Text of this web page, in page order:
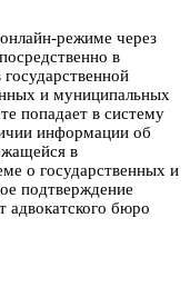
режиме через
в
и муниципальных
попадает в систему
информации об
в
о государственных и
подтверждение
адвокатского бюро